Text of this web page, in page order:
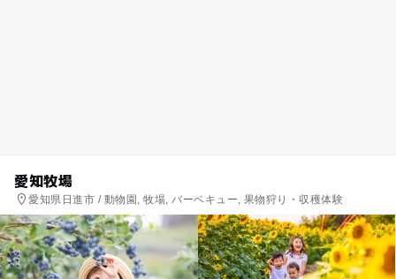
愛知牧場
愛知県日進市 / 動物園, 牧場, バーベキュー, 果物狩り・収穫体験